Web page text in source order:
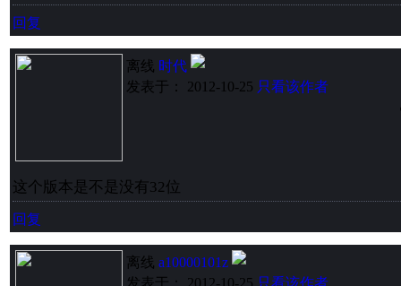
回复
离线 时代
发表于： 2012-10-25 只看该作者
这个版本是不是没有32位
回复
离线 a10000101z
发表于： 2012-10-25 只看该作者